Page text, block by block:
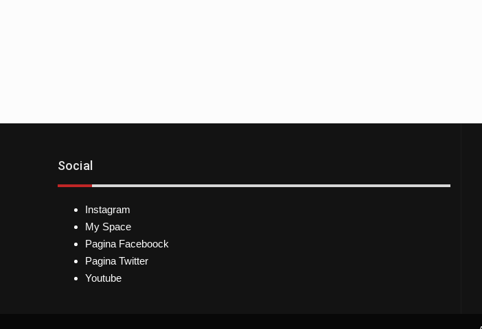
Social
Instagram
My Space
Pagina Faceboock
Pagina Twitter
Youtube